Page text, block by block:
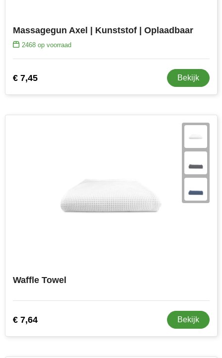
Massagegun Axel | Kunststof | Oplaadbaar
2468op voorraad
€ 7,45 Bekijk
Waffle Towel
€ 7,64 Bekijk